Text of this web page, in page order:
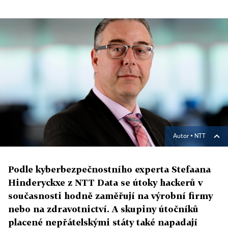
Autor ▪ NTT
Podle kyberbezpečnostního experta Stefaana
Hinderyckxe z NTT Data se útoky hackerů v
současnosti hodně zaměřují na výrobní firmy
nebo na zdravotnictví. A skupiny útočníků
placené nepřátelskými státy také napadají